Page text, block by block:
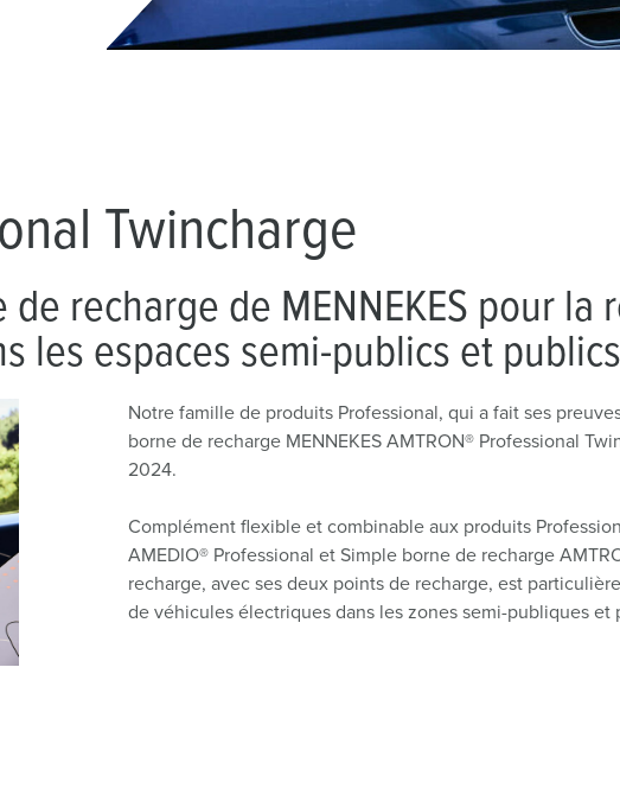
Accessoires
Twincharge
recharge de MENNEKES pour la
les espaces semi-publics et publics
Notre famille de produits Professional, qui a fait ses
borne de recharge MENNEKES AMTRON® Professional
2024.
Complément flexible et combinable aux produits
AMEDIO® Professional et Simple borne de recharge
recharge, avec ses deux points de recharge, est
de véhicules électriques dans les zones semi-publiques et